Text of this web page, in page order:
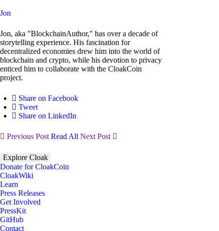
Jon
Jon, aka "BlockchainAuthor," has over a decade of
storytelling experience. His fascination for
decentralized economies drew him into the world of
blockchain and crypto, while his devotion to privacy
enticed him to collaborate with the CloakCoin
project.
Share on Facebook
Tweet
Share on LinkedIn
Previous Post Read All Next Post
Explore Cloak
Donate for CloakCoin
CloakWiki
Learn
Press Releases
Get Involved
PressKit
GitHub
Contact